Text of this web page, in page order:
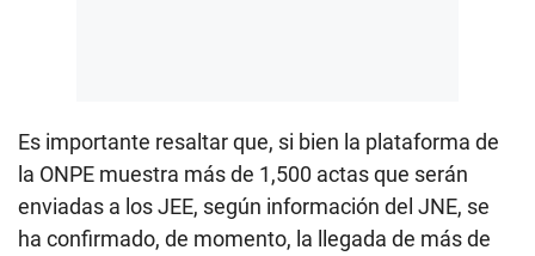
Es importante resaltar que, si bien la plataforma de
la ONPE muestra más de 1,500 actas que serán
enviadas a los JEE, según información del JNE, se
ha confirmado, de momento, la llegada de más de